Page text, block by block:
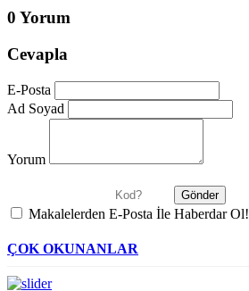
0 Yorum
Cevapla
E-Posta
Ad Soyad
Yorum
Makalelerden E-Posta İle Haberdar Ol!
ÇOK OKUNANLAR